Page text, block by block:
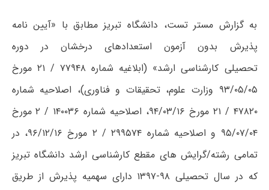
به گزارش مستر تست، دانشگاه تبریز مطابق با «آیین ­نامه
پذیرش بدون آزمون استعدادهای درخشان در دوره
تحصیلی کارشناسی ارشد» (ابلاغیه­ شماره ۷۷۹۴۸ / ۲۱ مورخ
۹۳/۰۵/۰۵ وزارت علوم، تحقیقات و فناوری)، اصلاحیه­ شماره
۴۷۸۲۰ / ۲۱ مورخ ۹۴/۰۳/۱۶، اصلاحیه شماره ۱۴۰۰۳۶ / ۲ مورخ
۹۵/۰۷/۰۴ و اصلاحیه شماره ۲۹۹۵۷۴ / ۲ مورخ ۹۶/۱۲/۱۶، در
تمامی رشته/گرایش ­های مقطع کارشناسی ارشد دانشگاه تبریز
که در سال تحصیلی ۹۸-۱۳۹۷ دارای سهمیه پذیرش از طریق